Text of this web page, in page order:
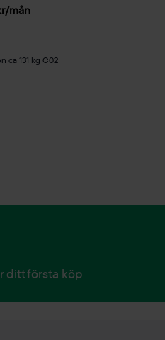
/mån
ca 131 kg C02
ditt första köp